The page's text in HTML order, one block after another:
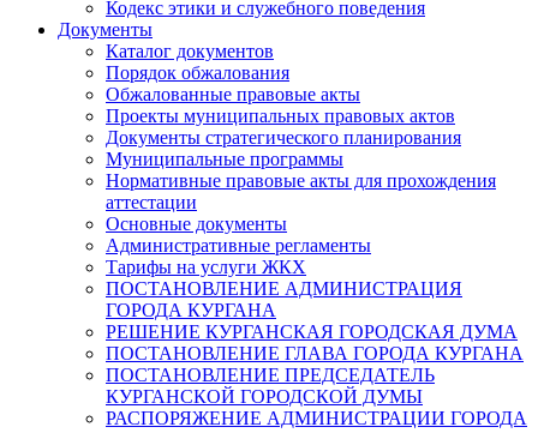
Кодекс этики и служебного поведения
Документы
Каталог документов
Порядок обжалования
Обжалованные правовые акты
Проекты муниципальных правовых актов
Документы стратегического планирования
Муниципальные программы
Нормативные правовые акты для прохождения
аттестации
Основные документы
Административные регламенты
Тарифы на услуги ЖКХ
ПОСТАНОВЛЕНИЕ АДМИНИСТРАЦИЯ
ГОРОДА КУРГАНА
РЕШЕНИЕ КУРГАНСКАЯ ГОРОДСКАЯ ДУМА
ПОСТАНОВЛЕНИЕ ГЛАВА ГОРОДА КУРГАНА
ПОСТАНОВЛЕНИЕ ПРЕДСЕДАТЕЛЬ
КУРГАНСКОЙ ГОРОДСКОЙ ДУМЫ
РАСПОРЯЖЕНИЕ АДМИНИСТРАЦИИ ГОРОДА